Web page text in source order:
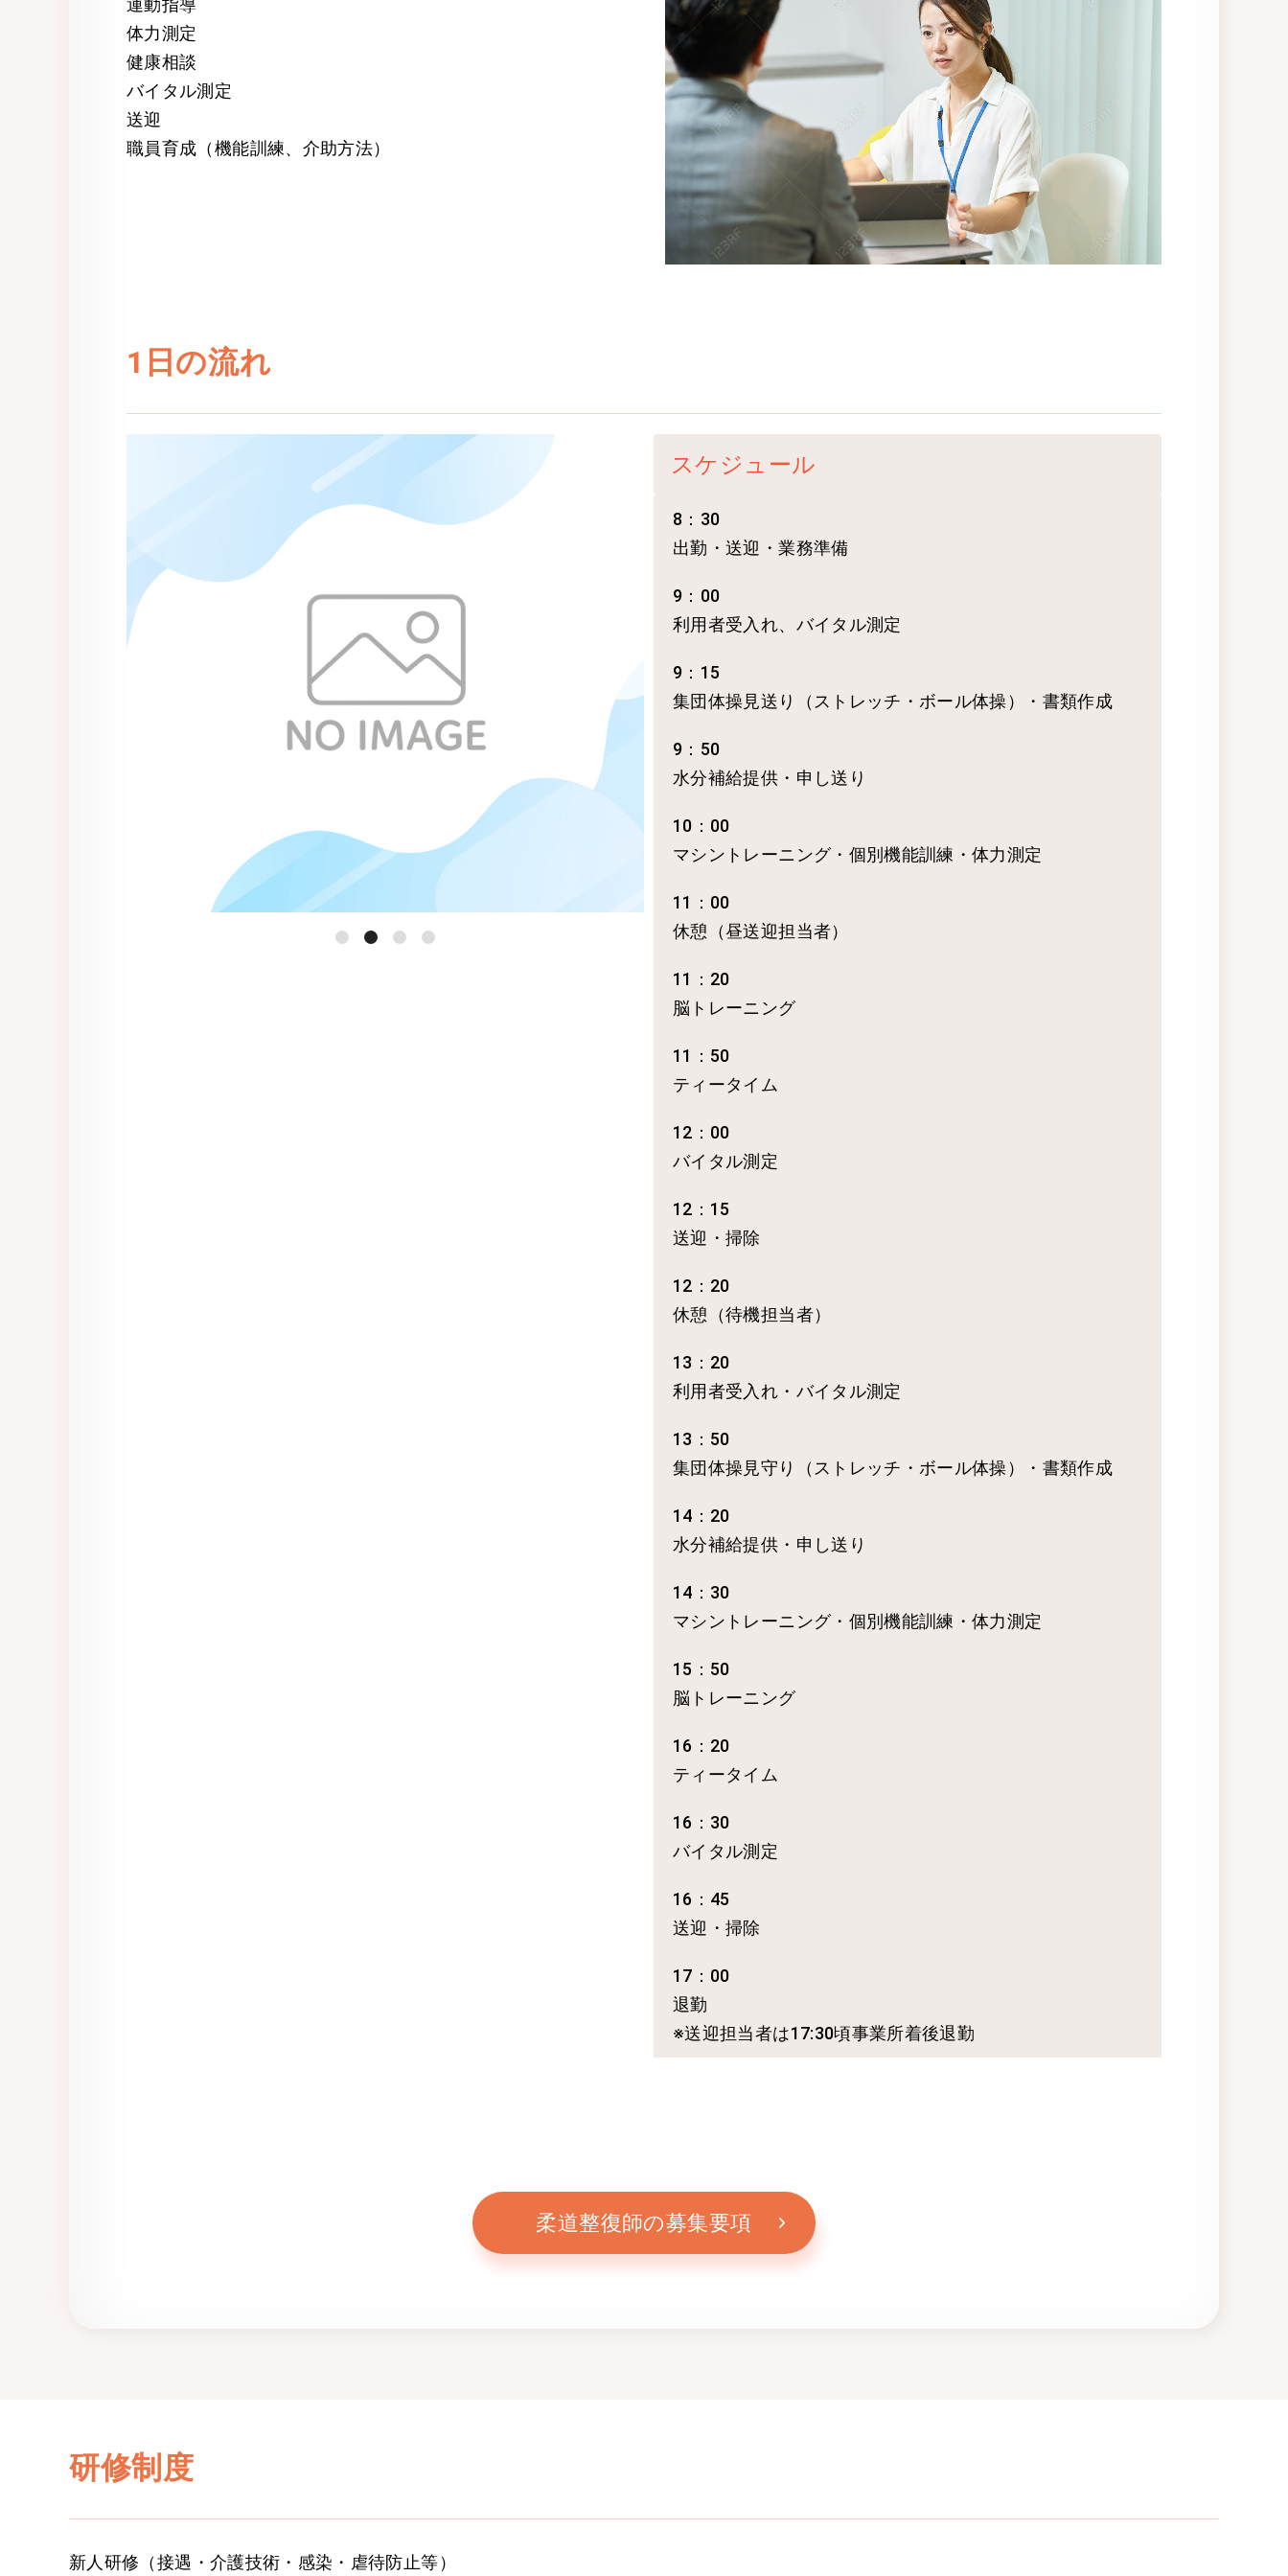
体力測定
健康相談
バイタル測定
送迎
職員育成（機能訓練、介助方法）
1日の流れ
スケジュール
8：30
出勤・送迎・業務準備
9：00
利用者受入れ、バイタル測定
9：15
集団体操見送り（ストレッチ・ボール体操）・書類作成
9：50
水分補給提供・申し送り
10：00
マシントレーニング・個別機能訓練・体力測定
11：00
休憩（昼送迎担当者）
11：20
脳トレーニング
11：50
ティータイム
12：00
バイタル測定
12：15
送迎・掃除
12：20
休憩（待機担当者）
13：20
利用者受入れ・バイタル測定
13：50
集団体操見守り（ストレッチ・ボール体操）・書類作成
14：20
水分補給提供・申し送り
14：30
マシントレーニング・個別機能訓練・体力測定
15：50
脳トレーニング
16：20
ティータイム
16：30
バイタル測定
16：45
送迎・掃除
17：00
退勤
※送迎担当者は17:30頃事業所着後退勤
柔道整復師の募集要項
研修制度
新人研修（接遇・介護技術・感染・虐待防止等）